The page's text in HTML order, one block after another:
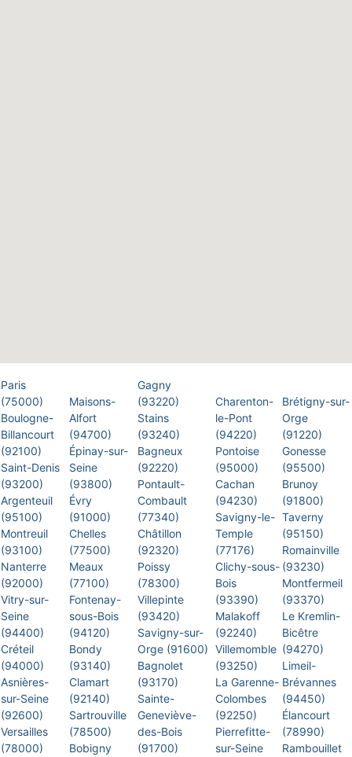
Paris
(75000)
Boulogne-
Billancourt
(92100)
Saint-Denis
(93200)
Argenteuil
(95100)
Montreuil
(93100)
Nanterre
(92000)
Vitry-sur-
Seine
(94400)
Créteil
(94000)
Asnières-
sur-Seine
(92600)
Versailles
(78000)
Maisons-
Alfort
(94700)
Épinay-sur-
Seine
(93800)
Évry
(91000)
Chelles
(77500)
Meaux
(77100)
Fontenay-
sous-Bois
(94120)
Bondy
(93140)
Clamart
(92140)
Sartrouville
(78500)
Bobigny
Gagny
(93220)
Stains
(93240)
Bagneux
(92220)
Pontault-
Combault
(77340)
Châtillon
(92320)
Poissy
(78300)
Villepinte
(93420)
Savigny-sur-
Orge (91600)
Bagnolet
(93170)
Sainte-
Geneviève-
des-Bois
(91700)
Charenton-
le-Pont
(94220)
Pontoise
(95000)
Cachan
(94230)
Savigny-le-
Temple
(77176)
Clichy-sous-
Bois
(93390)
Malakoff
(92240)
Villemomble
(93250)
La Garenne-
Colombes
(92250)
Pierrefitte-
sur-Seine
Brétigny-sur-
Orge
(91220)
Gonesse
(95500)
Brunoy
(91800)
Taverny
(95150)
Romainville
(93230)
Montfermeil
(93370)
Le Kremlin-
Bicêtre
(94270)
Limeil-
Brévannes
(94450)
Élancourt
(78990)
Rambouillet